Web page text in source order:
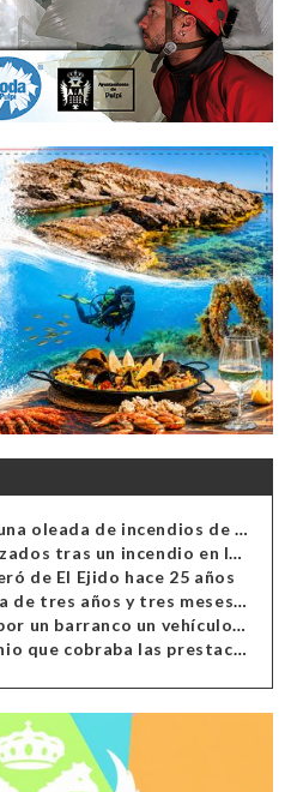
Detenido el autor de una oleada de incendios de contenedores en Almería
Madre e hijo hospitalizados tras un incendio en la cocina de una vivienda en Almería
de El Ejido hace 25 años
Confirmada la condena de tres años y tres meses al hombre de Antas acusado de xenofobia
Cinco heridos al caer por un barranco un vehículo en Alcolea
Detenido un matrimonio que cobraba las prestaciones de ilegales en Almería, Granada, Málaga, Huelva y Murcia